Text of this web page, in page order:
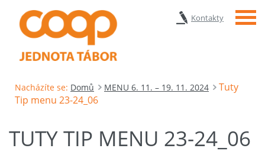
Kontakty Menu
Nacházíte se: Domů MENU 6. 11. – 19. 11. 2024
Tuty
Tip menu 23-24_06
TUTY TIP MENU 23-24_06